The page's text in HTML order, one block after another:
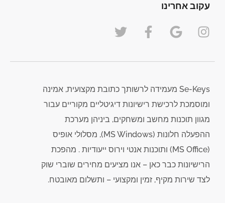
עקוב אחרינו
Se-Keys מעמידה לרשותך כתובת מקצועית, אמינה
ומוסמכת לרכישת רישיונות דיגיטליים מקוריים עבור
מגוון תוכנות מחשב ומשחקים, ביניהן מערכת
ההפעלה חלונות (MS Windows), מסלולי אופיס
(MS Office) ותוכנות אנטי וירוס ייעודיות . מהפכת
הרישיונות כבר כאן – אנו מציעים מחירים שוברי שוק
לצד שירות מקיף, זמין ומקצועי – ותשלום מאובטח.